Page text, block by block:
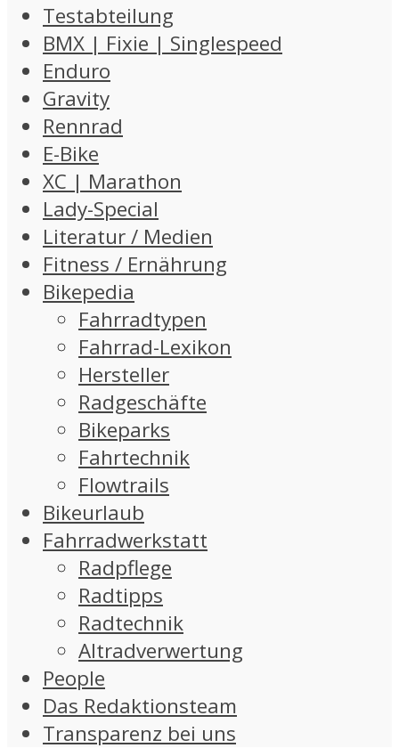
Testabteilung
BMX | Fixie | Singlespeed
Enduro
Gravity
Rennrad
E-Bike
XC | Marathon
Lady-Special
Literatur / Medien
Fitness / Ernährung
Bikepedia
Fahrradtypen
Fahrrad-Lexikon
Hersteller
Radgeschäfte
Bikeparks
Fahrtechnik
Flowtrails
Bikeurlaub
Fahrradwerkstatt
Radpflege
Radtipps
Radtechnik
Altradverwertung
People
Das Redaktionsteam
Transparenz bei uns